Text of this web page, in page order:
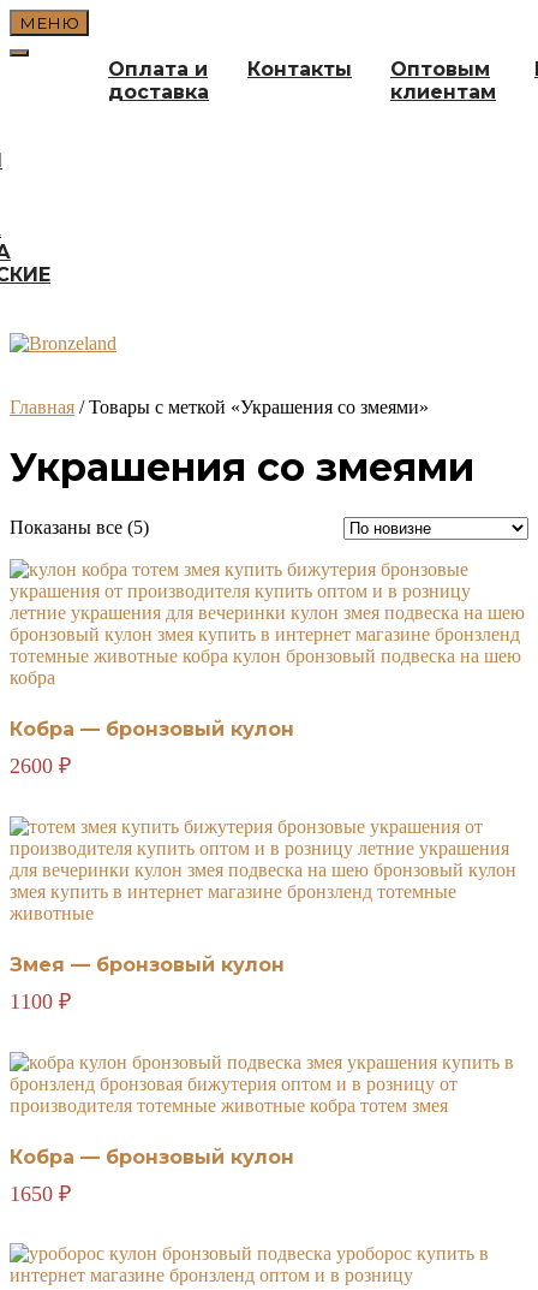
Перейти
к
содержимому
МЕНЮ
Оплата и
доставка
Контакты
Оптовым
клиентам
Главная / Товары с меткой «Украшения со змеями»
Украшения со змеями
Показаны все (5)Сортировка:
недавние
Кобра — бронзовый кулон
2600 ₽
Змея — бронзовый кулон
1100 ₽
Кобра — бронзовый кулон
1650 ₽